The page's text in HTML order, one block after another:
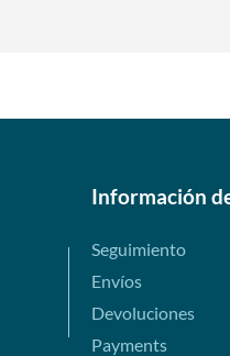
Información
Seguimiento
Envíos
Devoluciones
Payments